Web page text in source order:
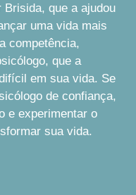
Brisida, que a ajudou
uma vida mais
competência,
que a
em sua vida. Se
de confiança,
e experimentar o
sua vida.